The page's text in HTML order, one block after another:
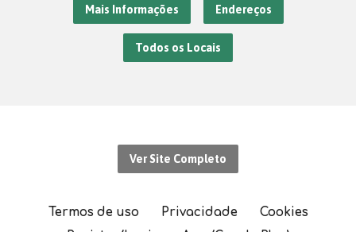
Mais Informações Endereços
Todos os Locais
Ver Site Completo
Termos de uso Privacidade
Cookies